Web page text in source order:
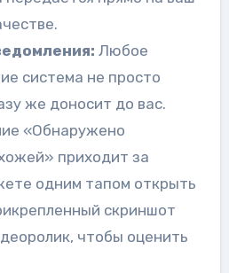
Любое
система не просто
же доносит до вас.
«Обнаружено
приходит за
одним тапом открыть
скриншот
чтобы оценить